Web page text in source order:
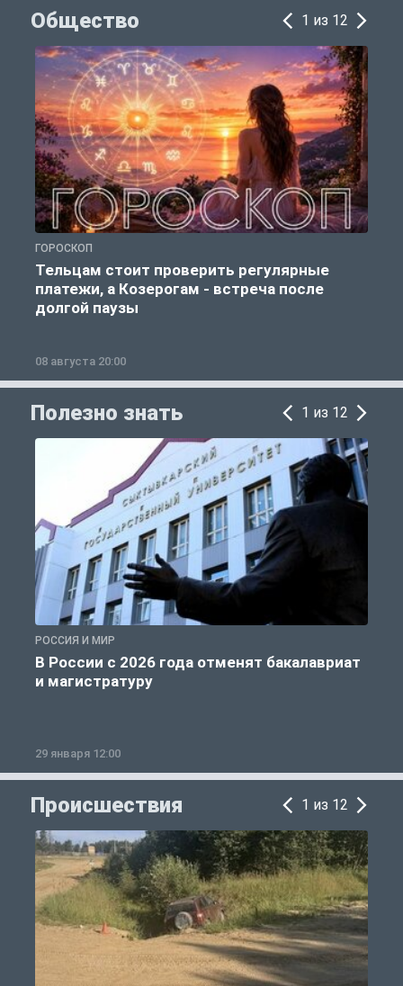
Общество 1 из 12
ГОРОСКОП
Тельцам стоит проверить регулярные
платежи, а Козерогам - встреча после
долгой паузы
08 августа 20:00
Полезно знать 1 из 12
РОССИЯ И МИР
В России с 2026 года отменят бакалавриат
и магистратуру
29 января 12:00
Происшествия 1 из 12